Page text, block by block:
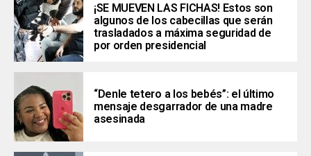
¡SE MUEVEN LAS FICHAS! Estos son
algunos de los cabecillas que serán
trasladados a máxima seguridad de
por orden presidencial
“Denle tetero a los bebés”: el último
mensaje desgarrador de una madre
asesinada